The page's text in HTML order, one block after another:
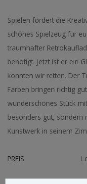
Spielen fördert die
schönes Spielzeug für
traumhafter
benötigt. Jetzt ist er ein
konnten wir retten. Der
Farben bringen richtig
wunderschönes Stück
besonders gut, sondern
Kunstwerk in seinem
PREIS